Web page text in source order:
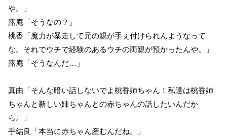
や。」
露庵「そうなの？」
桃香「魔力が暴走して元の親が手ぇ付けられんようなって
な。それでウチで経験のあるウチの両親が預かったんや。」
露庵「そうなんだ…」
真由「そんな暗い話しないでよ桃香姉ちゃん！私達は桃香姉
ちゃんと新しい姉ちゃんとの赤ちゃんの話したいんだか
ら。」
手結良「本当に赤ちゃん産むんだね。」